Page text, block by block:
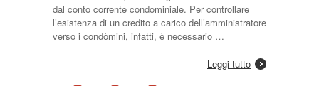
dal conto corrente condominiale. Per controllare
l’esistenza di un credito a carico dell’amministratore
verso i condòmini, infatti, è necessario …
Leggi tutto